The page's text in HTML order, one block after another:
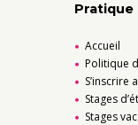
Pratique
Accueil
Politique
S’inscrire
Stages
Stages